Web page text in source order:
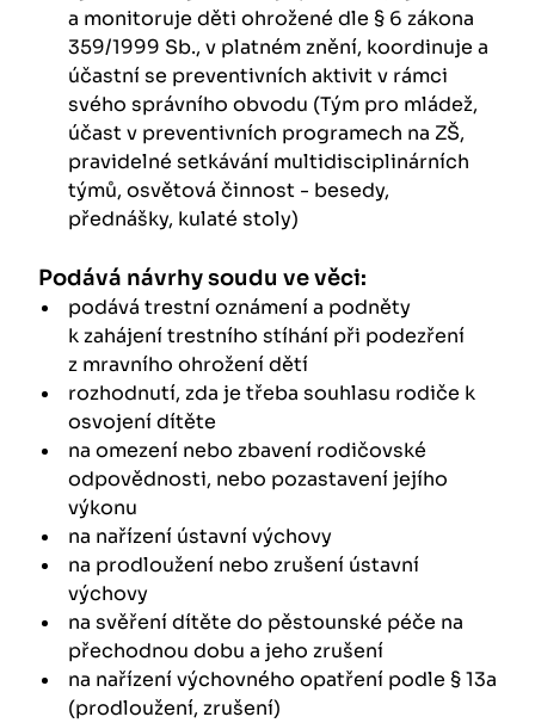
a monitoruje děti ohrožené dle § 6 zákona
359/1999 Sb., v platném znění, koordinuje a
účastní se preventivních aktivit v rámci
svého správního obvodu (Tým pro mládež,
účast v preventivních programech na ZŠ,
pravidelné setkávání multidisciplinárních
týmů, osvětová činnost - besedy,
přednášky, kulaté stoly)
Podává návrhy soudu ve věci:
podává trestní oznámení a podněty
k zahájení trestního stíhání při podezření
z mravního ohrožení dětí
rozhodnutí, zda je třeba souhlasu rodiče k
osvojení dítěte
na omezení nebo zbavení rodičovské
odpovědnosti, nebo pozastavení jejího
výkonu
na nařízení ústavní výchovy
na prodloužení nebo zrušení ústavní
výchovy
na svěření dítěte do pěstounské péče na
přechodnou dobu a jeho zrušení
na nařízení výchovného opatření podle § 13a
(prodloužení, zrušení)